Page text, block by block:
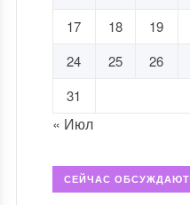
17
18 19
24
25 26
31
« Июл
СЕЙЧАС ОБСУЖДАЮТ